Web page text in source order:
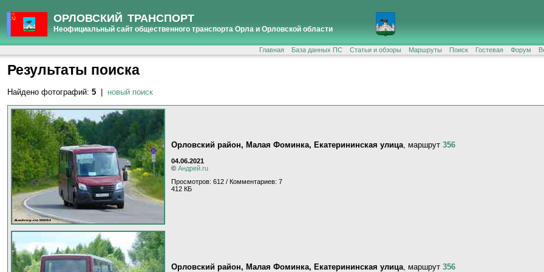
ОРЛОВСКИЙ ТРАНСПОРТ
Неофициальный сайт общественного транспорта Орла и Орловской области
Главная База данных ПС Статьи и обзоры Маршруты Поиск Гостевая Форум
Результаты поиска
Найдено фотографий: 5 новый поиск
Орловский район, Малая Фоминка, Екатерининская улица , маршрут 356
04.06.2021
© Андрей.ru
Просмотров: 612 / Комментариев: 7
412 КБ
Орловский район, Малая Фоминка, Екатерининская улица , маршрут 356